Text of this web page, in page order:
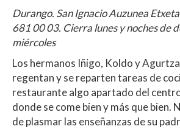
Durango. San Ignacio Auzunea
681 00 03. Cierra lunes y noches de
miércoles
Los hermanos Iñigo, Koldo y
regentan y se reparten tareas de
restaurante algo apartado del
donde se come bien y más que bien.
de plasmar las enseñanzas de su